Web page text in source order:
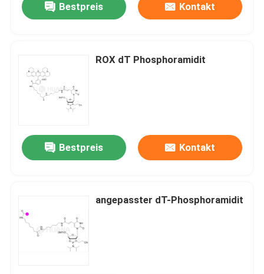
Bestpreis Kontakt
ROX dT Phosphoramidit
Bestpreis Kontakt
angepasster dT-Phosphoramidit